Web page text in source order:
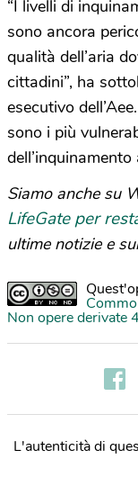
“I livelli di
sono ancora
qualità dell’aria
cittadini”, ha
esecutivo
sono i più
dell’inquinamento
Siamo anche su
LifeGate per
ultime notizie e
Non opere derivate
L'autenticità di